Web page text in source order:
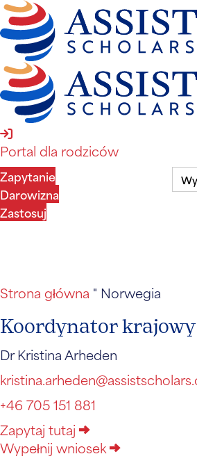
logowanie do portalu rodzica
Portal dla rodziców
Zapytanie
Darowizna
Zastosuj
Strona główna " Norwegia
Koordynator
Dr Kristina Arheden
+46 705 151 881
Zapytaj tutaj
Wypełnij wniosek